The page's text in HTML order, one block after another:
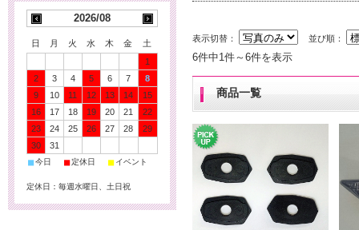
表示切替： 並び順：
6件中1件～6件を表示
商品一覧
2026/08
日 月 火 水 木 金
土
1
2
3 4 5 6 7
8
9
10 11 12 13 14
15
16
17 18 19 20 21
22
23
24 25 26 27 28
29
30
31
■今日 ■定休日 ■ イベント
定休日：毎週水曜日、土日祝